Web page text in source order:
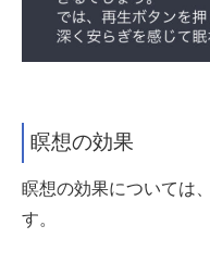
瞑想の効果
瞑想の効果については
す。